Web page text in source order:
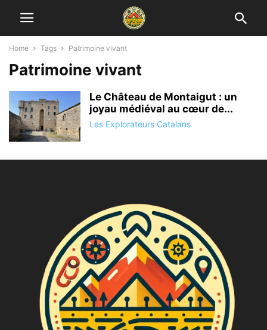
Home Tags Patrimoine vivant
Patrimoine vivant
Le Château de Montaigut : un
joyau médiéval au cœur de...
Les Explorateurs Catalans